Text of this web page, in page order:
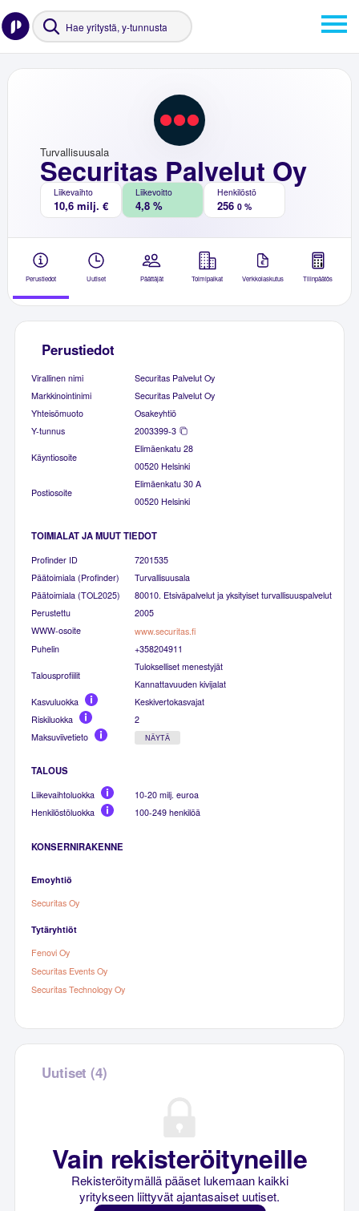
Securitas Palvelut Oy
Turvallisuusala
Liikevaihto
10,6 milj. €
Liikevoitto
4,8 %
Henkilöstö
256 0 %
Perustiedot Uutiset Päättäjät Toimipaikat Verkkolaskutus Tilinpäätös
Perustiedot
Virallinen nimi
Securitas Palvelut Oy
Markkinointinimi
Securitas Palvelut Oy
Yhteisömuoto
Osakeyhtiö
Y-tunnus
2003399-3
Käyntiosoite
Elimäenkatu 28
00520 Helsinki
Postiosoite
Elimäenkatu 30 A
00520 Helsinki
TOIMIALAT JA MUUT TIEDOT
Profinder ID
7201535
Päätoimiala (Profinder)
Turvallisuusala
Päätoimiala (TOL2025)
80010. Etsiväpalvelut ja yksityiset turvallisuuspalvelut
Perustettu
2005
WWW-osoite
www.securitas.fi
Puhelin
+358204911
Talousprofiilit
Tulokselliset menestyjät
Kannattavuuden kivijalat
Kasvuluokka
Keskivertokasvajat
Riskiluokka
2
Maksuviivetieto
NÄYTÄ
TALOUS
Liikevaihtoluokka
10-20 milj. euroa
Henkilöstöluokka
100-249 henkilöä
KONSERNIRAKENNE
Emoyhtiö
Securitas Oy
Tytäryhtiöt
Fenovi Oy
Securitas Events Oy
Securitas Technology Oy
Uutiset (4)
Vain rekisteröityneille
Rekisteröitymällä pääset lukemaan kaikki
yritykseen liittyvät ajantasaiset uutiset.